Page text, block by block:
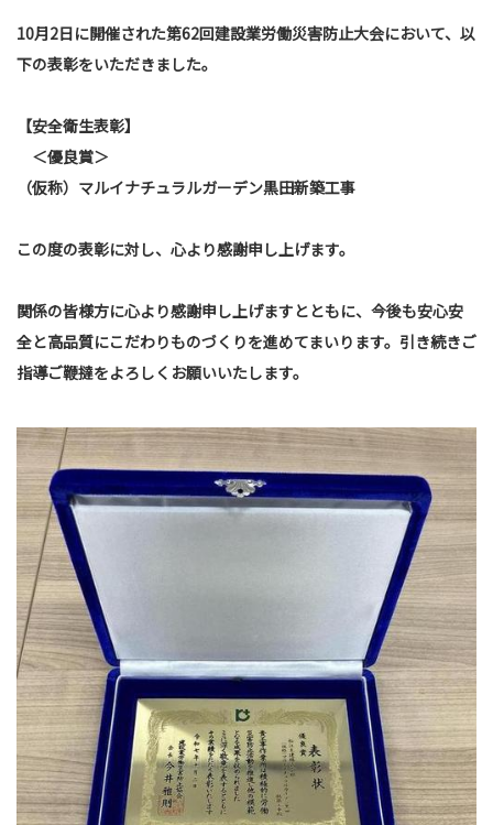
10月2日に開催された第62回建設業労働災害防止大会において、以
下の表彰をいただきました。
【安全衛生表彰】
＜優良賞＞
（仮称）マルイナチュラルガーデン黒田新築工事
この度の表彰に対し、心より感謝申し上げます。
関係の皆様方に心より感謝申し上げますとともに、今後も安心安
全と高品質にこだわりものづくりを進めてまいります。引き続きご
指導ご鞭撻をよろしくお願いいたします。